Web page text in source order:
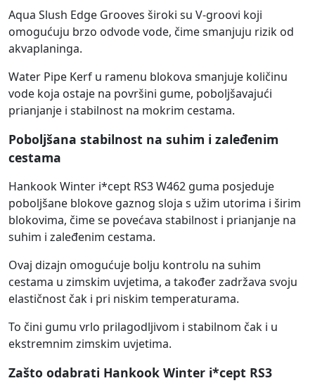
Aqua Slush Edge Grooves široki su V-groovi koji
omogućuju brzo odvode vode, čime smanjuju rizik od
akvaplaninga.
Water Pipe Kerf u ramenu blokova smanjuje količinu
vode koja ostaje na površini gume, poboljšavajući
prianjanje i stabilnost na mokrim cestama.
Poboljšana stabilnost na suhim i zaleđenim
cestama
Hankook Winter i*cept RS3 W462 guma posjeduje
poboljšane blokove gaznog sloja s užim utorima i širim
blokovima, čime se povećava stabilnost i prianjanje na
suhim i zaleđenim cestama.
Ovaj dizajn omogućuje bolju kontrolu na suhim
cestama u zimskim uvjetima, a također zadržava svoju
elastičnost čak i pri niskim temperaturama.
To čini gumu vrlo prilagodljivom i stabilnom čak i u
ekstremnim zimskim uvjetima.
Zašto odabrati Hankook Winter i*cept RS3